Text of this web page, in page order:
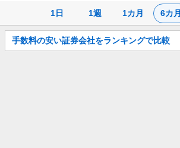
1日 1週 1カ月 6カ月
お
知
手数料の安い証券会社をランキングで比較